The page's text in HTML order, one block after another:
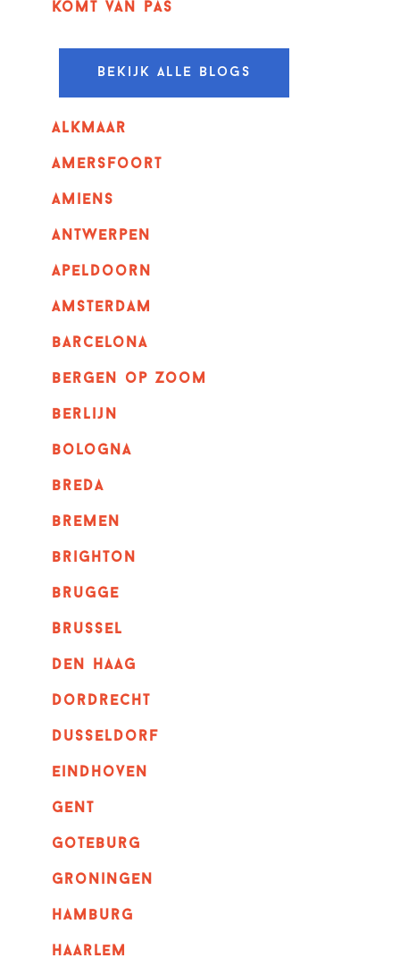
komt van pas
Bekijk alle blogs
alkmaar
amersfoort
amiens
Antwerpen
apeldoorn
Amsterdam
barcelona
bergen op zoom
berlijn
bologna
breda
bremen
brighton
brugge
Brussel
Den haag
dordrecht
dusseldorf
eindhoven
GENT
goteburg
groningen
hamburg
haarlem